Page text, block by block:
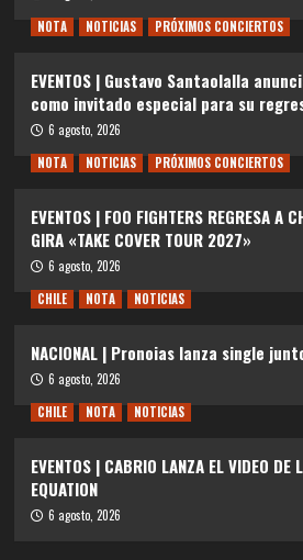
NOTA
NOTICIAS PRÓXIMOS CONCIERTOS
EVENTOS | Gustavo Santaolalla
como invitado especial para su
6 agosto, 2026
NOTA
NOTICIAS PRÓXIMOS CONCIERTOS
EVENTOS | FOO FIGHTERS REGRESA A
GIRA «TAKE COVER TOUR 2027»
6 agosto, 2026
CHILE
NOTA NOTICIAS
NACIONAL | Pronoias lanza single
6 agosto, 2026
CHILE
NOTA NOTICIAS
EVENTOS | CABRIO LANZA EL VIDEO DE
EQUATION
6 agosto, 2026